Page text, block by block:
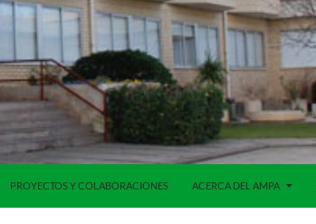
PROYECTOS Y COLABORACIONES ACERCA DEL AMPA